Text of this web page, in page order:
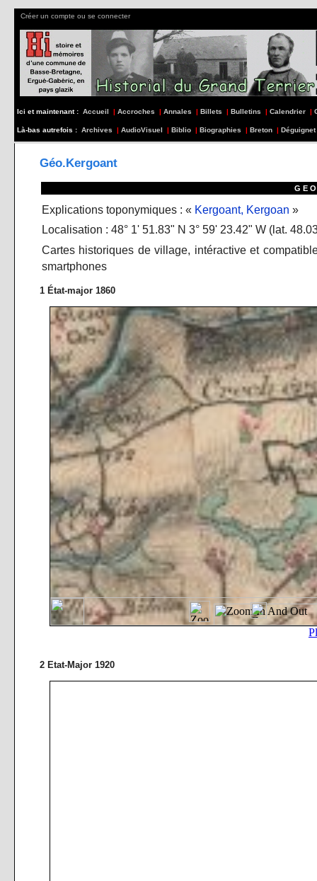
Créer un compte ou se connecter
Ici et maintenant : Accueil | Accroches | Annales | Billets | Bulletins | Calendrier |
Là-bas autrefois : Archives | AudioVisuel | Biblio | Biographies | Breton | Déguignet
Géo.Kergoant
G E
Explications toponymiques : « Kergoant, Kergoan »
Localisation : 48° 1' 51.83" N 3° 59' 23.42" W (lat.
Cartes historiques de village, intéractive et
smartphones
1 État-major 1860
2 Etat-Major 1920